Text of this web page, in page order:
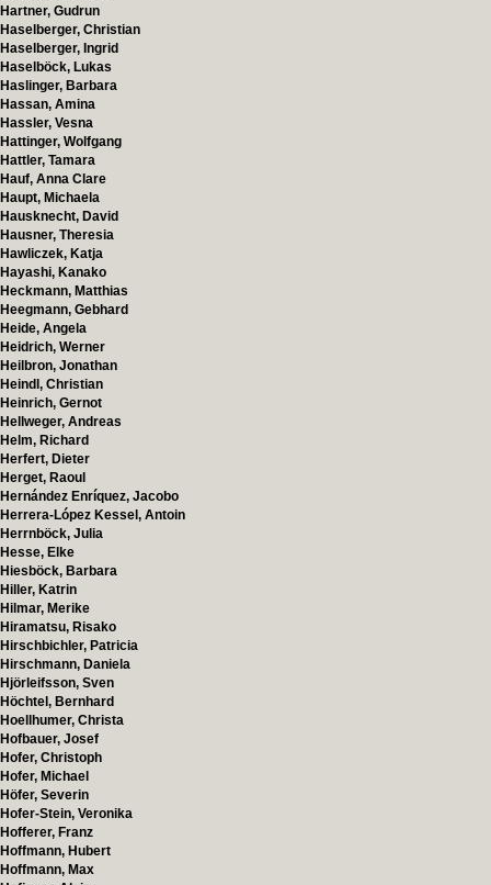
Hartner, Gudrun
Haselberger, Christian
Haselberger, Ingrid
Haselböck, Lukas
Haslinger, Barbara
Hassan, Amina
Hassler, Vesna
Hattinger, Wolfgang
Hattler, Tamara
Hauf, Anna Clare
Haupt, Michaela
Hausknecht, David
Hausner, Theresia
Hawliczek, Katja
Hayashi, Kanako
Heckmann, Matthias
Heegmann, Gebhard
Heide, Angela
Heidrich, Werner
Heilbron, Jonathan
Heindl, Christian
Heinrich, Gernot
Hellweger, Andreas
Helm, Richard
Herfert, Dieter
Herget, Raoul
Hernández Enríquez, Jacobo
Herrera-López Kessel, Antoin
Herrnböck, Julia
Hesse, Elke
Hiesböck, Barbara
Hiller, Katrin
Hilmar, Merike
Hiramatsu, Risako
Hirschbichler, Patricia
Hirschmann, Daniela
Hjörleifsson, Sven
Höchtel, Bernhard
Hoellhumer, Christa
Hofbauer, Josef
Hofer, Christoph
Hofer, Michael
Höfer, Severin
Hofer-Stein, Veronika
Hofferer, Franz
Hoffmann, Hubert
Hoffmann, Max